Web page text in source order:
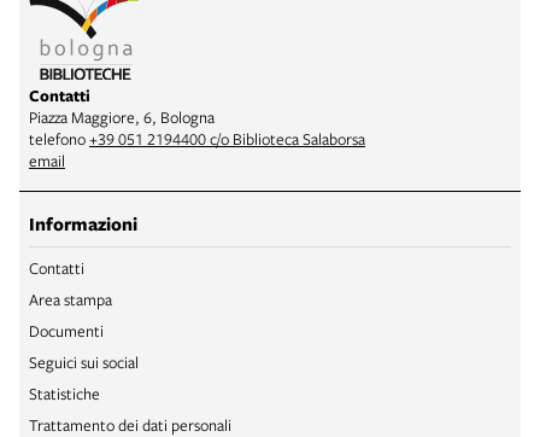
Contatti
Piazza Maggiore, 6, Bologna
telefono+39 051 2194400 c/o Biblioteca Salaborsa
email
Informazioni
Contatti
Area stampa
Documenti
Seguici sui social
Statistiche
Trattamento dei dati personali